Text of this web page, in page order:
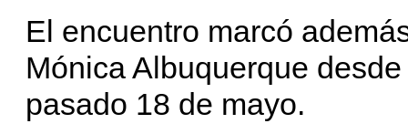
El encuentro marcó
Mónica Albuquerque
pasado 18 de mayo.